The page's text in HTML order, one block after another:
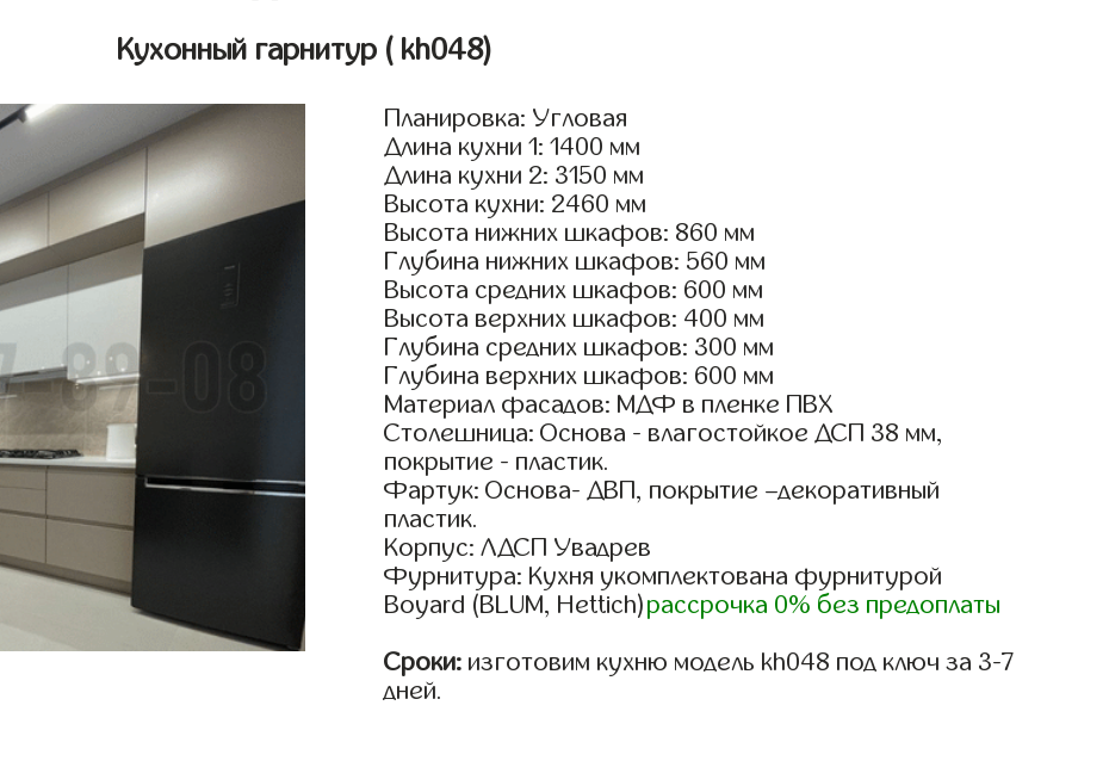
Кухонный гарнитур ( kh048)
Планировка: Угловая
Длина кухни 1: 1400 мм
Длина кухни 2: 3150 мм
Высота кухни: 2460 мм
Высота нижних шкафов: 860 мм
Глубина нижних шкафов: 560 мм
Высота средних шкафов: 600 мм
Высота верхних шкафов: 400 мм
Глубина средних шкафов: 300 мм
Глубина верхних шкафов: 600 мм
Материал фасадов: МДФ в пленке ПВХ
Столешница: Основа - влагостойкое ДСП 38 мм,
покрытие - пластик.
Фартук: Основа- ДВП, покрытие –декоративный
пластик.
Корпус: ЛДСП Увадрев
Фурнитура: Кухня укомплектована фурнитурой
Boyard (BLUM, Hettich)рассрочка 0% без предоплаты
Сроки: изготовим кухню модель kh048 под ключ за 3-7
дней.